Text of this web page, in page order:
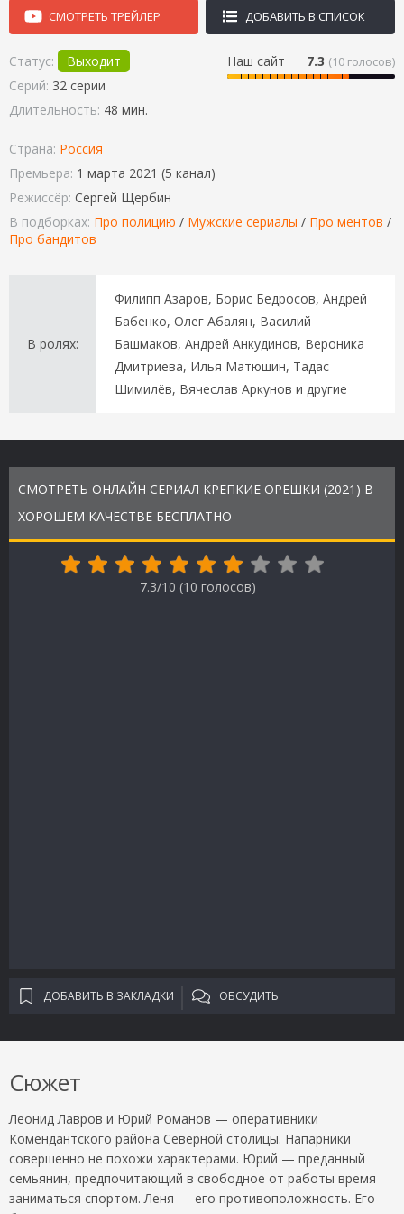
СМОТРЕТЬ ТРЕЙЛЕР ДОБАВИТЬ В СПИСОК
Наш сайт 7.3 (10 голосов)
Статус:
Выходит
Серий: 32 серии
Длительность: 48 мин.
Страна: Россия
Премьера: 1 марта 2021 (5 канал)
Режиссёр: Сергей Щербин
В подборках: Про полицию / Мужские сериалы / Про ментов /
Про бандитов
В ролях:
Филипп Азаров, Борис Бедросов, Андрей
Бабенко, Олег Абалян, Василий
Башмаков, Андрей Анкудинов, Вероника
Дмитриева, Илья Матюшин, Тадас
Шимилёв, Вячеслав Аркунов и другие
СМОТРЕТЬ ОНЛАЙН СЕРИАЛ КРЕПКИЕ ОРЕШКИ (2021) В
ХОРОШЕМ КАЧЕСТВЕ БЕСПЛАТНО
7.3/10 (10 голосов)
ДОБАВИТЬ В ЗАКЛАДКИ ОБСУДИТЬ
Сюжет
Леонид Лавров и Юрий Романов — оперативники
Комендантского района Северной столицы. Напарники
совершенно не похожи характерами. Юрий — преданный
семьянин, предпочитающий в свободное от работы время
заниматься спортом. Леня — его противоположность. Его